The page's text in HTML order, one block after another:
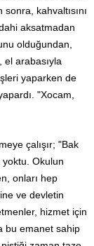
kahvaltısını
aksatmadan
olduğundan,
el arabasıyla
yaparken de
"Xocam,
çalışır; "Bak
yoktu. Okulun
onları hep
ve devletin
hizmet için
bu emanet sahip